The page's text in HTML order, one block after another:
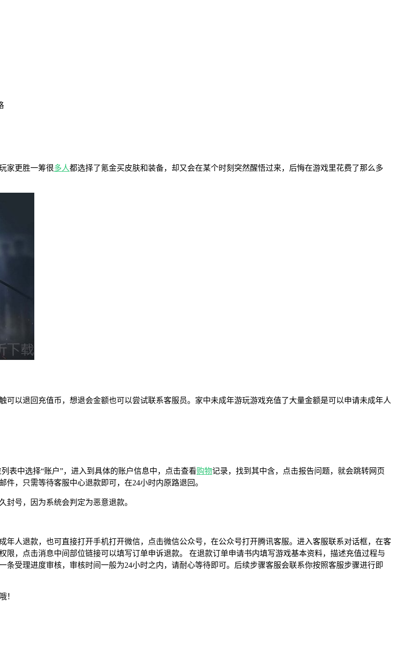
家更胜一筹很多人都选择了氪金买皮肤和装备，却又会在某个时刻突然醒悟过来，后悔在游戏里花费了那么多
以退回充值币，想退会金额也可以尝试联系客服员。家中未成年游玩游戏充值了大量金额是可以申请未成年人
表中选择“账户”，进入到具体的账户信息中，点击查看购物记录，找到其中含，点击报告问题，就会跳转网页
，只需等待客服中心退款即可，在24小时内原路退回。
号，因为系统会判定为恶意退款。
年人退款，也可直接打开手机打开微信，点击微信公众号，在公众号打开腾讯客服。进入客服联系对话框，在客
，点击消息中间部位链接可以填写订单申诉退款。 在退款订单申请书内填写游戏基本资料，描述充值过程与
条受理进度审核，审核时间一般为24小时之内，请耐心等待即可。后续步骤客服会联系你按照客服步骤进行即
！